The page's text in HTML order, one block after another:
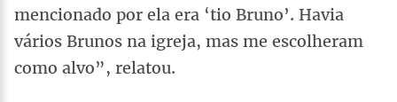
mencionado por ela era ‘tio Bruno’. Havia
vários Brunos na igreja, mas me escolheram
como alvo”, relatou.